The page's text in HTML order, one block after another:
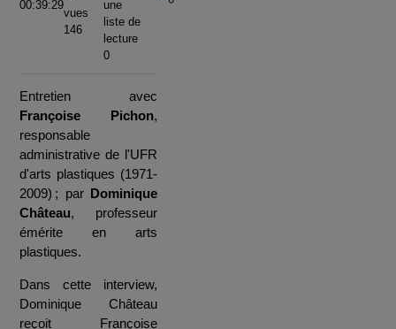
00:39:29
vues
146
une
liste de
lecture
0
Entretien avec
Françoise Pichon,
responsable
administrative de l'UFR
d'arts plastiques (1971-
2009) ; par
Dominique
Château, professeur
émérite en arts
plastiques.
Dans cette interview,
Dominique Château
reçoit Françoise